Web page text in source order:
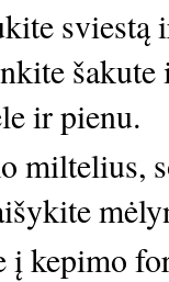
ir pienu.
miltelius,
į kepimo